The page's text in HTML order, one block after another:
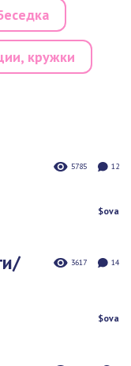
кружки
5785 12
$ova
3617 14
$ova